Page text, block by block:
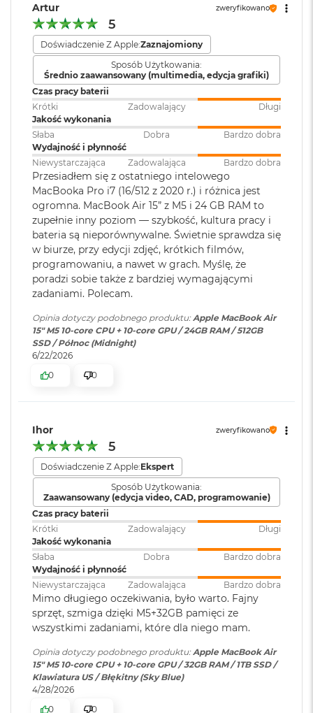
r
2
5
6
G
B
M
a
c
o
o
k
A
i
r
5
1
2
G
B
M
a
c
B
o
o
i
B
M
c
B
o
o
k
A
i
r
2
T
B
M
a
c
B
Apple M5
Apple M5 (10-rdzeniowy procesor CPU + 10-rdzeniowy procesor
GPU + 16-rdzeniowy system Neural Engine)
Akceleratory Neural Accelerator
Sprzętowa akceleracja ray tracingu
153 GB/s przepustowości pamięci
Silnik multimedialny
Sprzętowa akceleracja obsługi H.264, HEVC, ProRes i ProRes RAW
Silnik dekodowania wideo
Silnik kodowania wideo
Silnik kodujący i dekodujący format ProRes
Ładowanie i rozbudowa
Gniazdo słuchawkowe 3,5 mm
Dwa porty Thunderbolt 4 (USB-C) obsługujące:
Ładowanie
DisplayPort
Thunderbolt 4 (do 40 Gb/s)
USB 4 (do 40 Gb/s)
Obsługa wyświetlaczy
Obsługa maksymalnie dwóch wyświetlaczy zewnętrznych:
Dwa wyświetlacze o natywnej rozdzielczości do 6K przy 60
Klawiatura
numeryczna
Podświetlana
klawiatura:
TAK
Touch ID TAK
Obsługa
wyświetlaczy:
Obsługa maks. dwóch
wyświetlaczy zewnętrznych do
6K przy 60 Hz lub jednego
wyświetlacza do 8K przy 60 Hz.
Odtwarzanie wideo: Obsługiwane formaty: m.in.
HEVC,H.264, AV1 i ProRes; HDR z
Dolby Vision, HDR10 i HLG
Odtwarzanie
dźwięku:
Obsługiwane formaty: m.in.
Zainstalowany
system operacyjny
operacyjnego:
macOS Sequoia lub nowszy
Dołączone
oprogramowanie
Wbudowane aplikacje systemu
macOS
Dodatkowe
informacje:
Klawiatura z Touch ID, Gładzik
Force Touch wyczuwający siłę
nacisku, Czujnik światła
otoczenia
Układ klawiatury
Artur zweryfikowano
5
Doświadczenie Z Apple:Zaznajomiony
Sposób Użytkowania:
Średnio zaawansowany (multimedia, edycja grafiki)
Czas pracy baterii
Krótki
Zadowalający
Długi
Jakość wykonania
Słaba
Dobra
Bardzo dobra
Wydajność i płynność
Niewystarczająca
Zadowalająca Bardzo dobra
Przesiadłem się z ostatniego intelowego
MacBooka Pro i7 (16/512 z 2020 r.) i różnica jest
ogromna. MacBook Air 15” z M5 i 24 GB RAM to
zupełnie inny poziom — szybkość, kultura pracy i
bateria są nieporównywalne. Świetnie sprawdza się
w biurze, przy edycji zdjęć, krótkich filmów,
programowaniu, a nawet w grach. Myślę, że
poradzi sobie także z bardziej wymagającymi
zadaniami. Polecam.
Opinia dotyczy podobnego produktu:Apple MacBook Air
15" M5 10‑core CPU + 10‑core GPU / 24GB RAM / 512GB
SSD / Północ (Midnight)
6/22/2026
0
0
Ihor zweryfikowano
5
Doświadczenie Z Apple:Ekspert
Sposób Użytkowania:
Zaawansowany (edycja video, CAD, programowanie)
Czas pracy baterii
Krótki
Zadowalający
Długi
Jakość wykonania
Słaba
Dobra
Bardzo dobra
Wydajność i płynność
Niewystarczająca
Zadowalająca Bardzo dobra
Mimo długiego oczekiwania, było warto. Fajny
sprzęt, szmiga dzięki M5+32GB pamięci ze
wszystkimi zadaniami, które dla niego mam.
Opinia dotyczy podobnego produktu:Apple MacBook Air
15" M5 10‑core CPU + 10‑core GPU / 32GB RAM / 1TB SSD /
Klawiatura US / Błękitny (Sky Blue)
4/28/2026
0
0